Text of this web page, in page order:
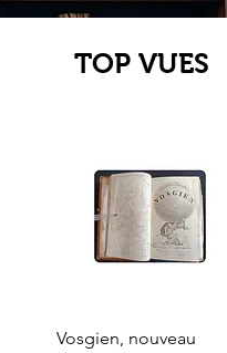
TOP VUES
Aperçu rapide
Vosgien, nouveau